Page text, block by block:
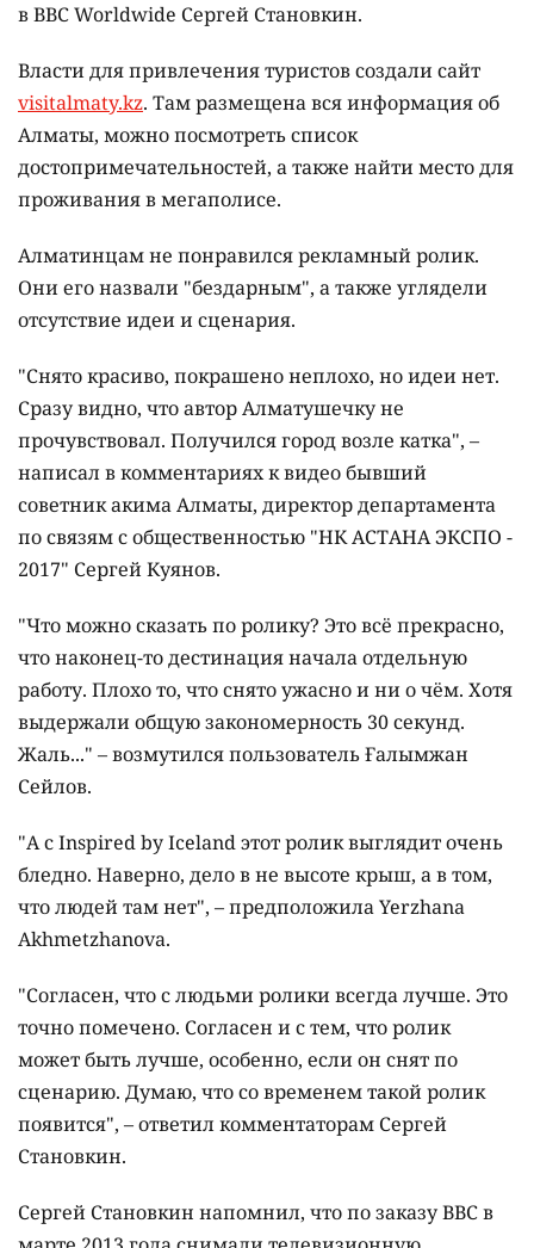
в BBC Worldwide Сергей Становкин.
Власти для привлечения туристов создали сайт
visitalmaty.kz. Там размещена вся информация об
Алматы, можно посмотреть список
достопримечательностей, а также найти место для
проживания в мегаполисе.
Алматинцам не понравился рекламный ролик.
Они его назвали "бездарным", а также углядели
отсутствие идеи и сценария.
"Снято красиво, покрашено неплохо, но идеи нет.
Сразу видно, что автор Алматушечку не
прочувствовал. Получился город возле катка", –
написал в комментариях к видео бывший
советник акима Алматы, директор департамента
по связям с общественностью "НК АСТАНА ЭКСПО -
2017" Сергей Куянов.
"Что можно сказать по ролику? Это всё прекрасно,
что наконец-то дестинация начала отдельную
работу. Плохо то, что снято ужасно и ни о чём. Хотя
выдержали общую закономерность 30 секунд.
Жаль..." – возмутился пользователь Ғалымжан
Сейлов.
"А с Inspired by Iceland этот ролик выглядит очень
бледно. Наверно, дело в не высоте крыш, а в том,
что людей там нет", – предположила Yerzhana
Akhmetzhanova.
"Согласен, что с людьми ролики всегда лучше. Это
точно помечено. Согласен и с тем, что ролик
может быть лучше, особенно, если он снят по
сценарию. Думаю, что со временем такой ролик
появится", – ответил комментаторам Сергей
Становкин.
Сергей Становкин напомнил, что по заказу ВВС в